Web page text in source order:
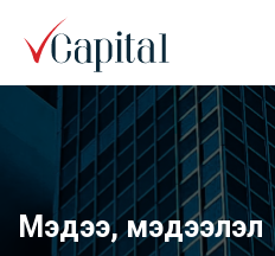
Мэдээ, мэдээлэл